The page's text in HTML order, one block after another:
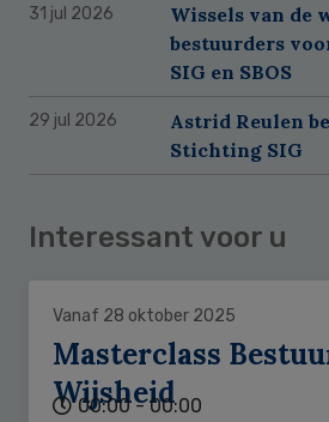
31 jul 2026
Wissels van de
bestuurders
SIG en SBOS
29 jul 2026
Astrid Reulen
Stichting SIG
Interessant voor u
Vanaf 28 oktober 2025
Masterclass
Wijsheid
00:00 - 00:00